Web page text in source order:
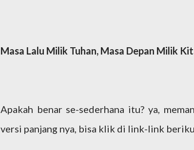
Masa Lalu Milik Tuhan, Masa Depan Milik
Apakah benar se-sederhana itu? ya,
versi panjang nya, bisa klik di link-link